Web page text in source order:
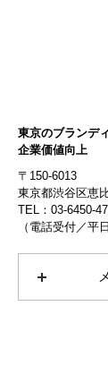
東京のブランデ
企業価値向上
〒150-6013
東京都渋谷区恵
TEL：03-6450-
（電話受付／平